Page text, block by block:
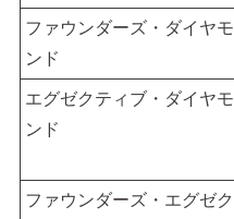
ファウンダーズ・ダイヤモ
ンド
エグゼクティブ・ダイヤモ
ンド
ファウンダーズ・エグゼク